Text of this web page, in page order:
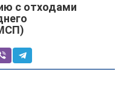
с отходами